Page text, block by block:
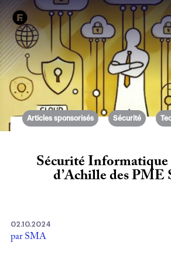
Articles sponsorisés Sécurité
Sécurité Informatique
d’Achille des PME
02.10.2024
par SMA